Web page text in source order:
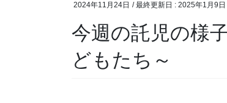
2024年11月24日 / 最終更新日 : 2025年1月9日
今週の託児の様
どもたち～